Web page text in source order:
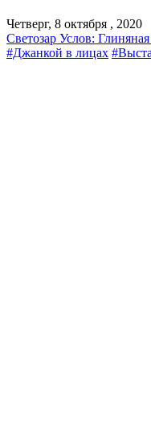
Четверг, 8 октября , 2020
Светозар Услов:
#Джанкой в лицах